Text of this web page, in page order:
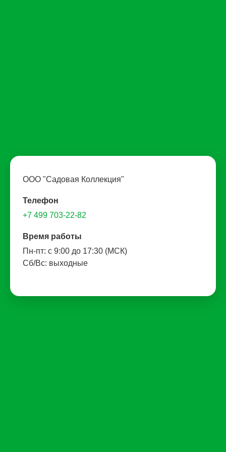
ООО "Садовая Коллекция"
Телефон
+7 499 703-22-82
Время работы
Пн-пт: с 9:00 до 17:30 (МСК)
Сб/Вс: выходные